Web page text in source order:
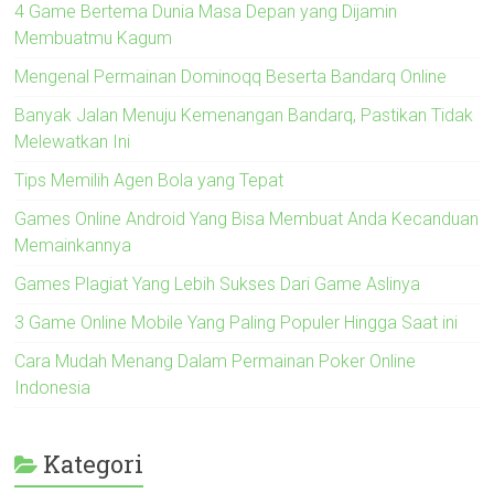
4 Game Bertema Dunia Masa Depan yang Dijamin
Membuatmu Kagum
Mengenal Permainan Dominoqq Beserta Bandarq Online
Banyak Jalan Menuju Kemenangan Bandarq, Pastikan Tidak
Melewatkan Ini
Tips Memilih Agen Bola yang Tepat
Games Online Android Yang Bisa Membuat Anda Kecanduan
Memainkannya
Games Plagiat Yang Lebih Sukses Dari Game Aslinya
3 Game Online Mobile Yang Paling Populer Hingga Saat ini
Cara Mudah Menang Dalam Permainan Poker Online
Indonesia
Kategori